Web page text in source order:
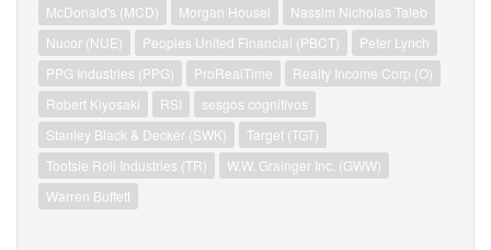
McDonald's (MCD)
Morgan Housel
Nassim Nicholas Taleb
Nucor (NUE)
Peoples United Financial (PBCT)
Peter Lynch
PPG Industries (PPG)
ProRealTime
Realty Income Corp (O)
Robert Kiyosaki
RSI
sesgos cognitivos
Stanley Black & Decker (SWK)
Target (TGT)
Tootsie Roll Industries (TR)
W.W. Grainger Inc. (GWW)
Warren Buffett